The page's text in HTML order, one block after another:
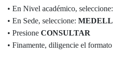
• En Nivel académico, seleccione:
• En Sede, seleccione:
• Presione CONSULTAR
• Finamente, diligencie el formato